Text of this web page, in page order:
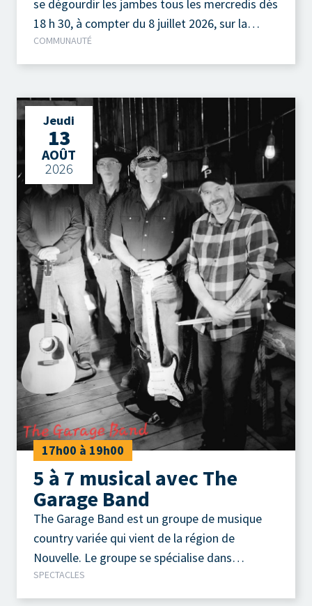
se dégourdir les jambes tous les mercredis dès
18 h 30, à compter du 8 juillet 2026, sur la
terrasse extérieure du Camp à Jos, au parc de
la Pointe-Taylor !
COMMUNAUTÉ
Jeudi
13
AOÛT
2026
17h00 à 19h00
5 à 7 musical avec The
Garage Band
The Garage Band est un groupe de musique
country variée qui vient de la région de
Nouvelle. Le groupe se spécialise dans
l’animation d’événements de toutes sortes,
offrant des performances dynamiques
SPECTACLES